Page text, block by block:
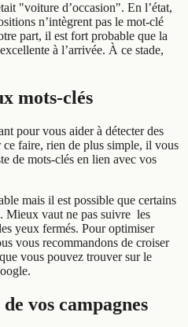
"voiture d’occasion". En l’état,
n’intègrent pas le mot-clé
part, il est fort probable que la
à l’arrivée. À ce stade,
mots-clés
pour vous aider à détecter des
ce faire, rien de plus simple, il vous
de mots-clés en lien avec vos
mais il est possible que certains
Mieux vaut ne pas suivre les
yeux fermés. Pour optimiser
vous recommandons de croiser
vous pouvez trouver sur le
vos campagnes